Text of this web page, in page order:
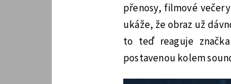
přenosy, filmové
ukáže, že obraz už
to teď reaguje
postavenou kolem